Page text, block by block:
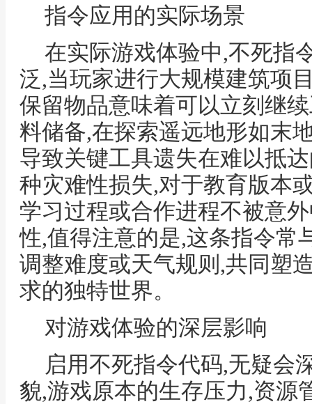
指令应用的实际场景
在实际游戏体验中,不死指
泛,当玩家进行大规模建筑项
保留物品意味着可以立刻继
料储备,在探索遥远地形如末
导致关键工具遗失在难以抵
种灾难性损失,对于教育版本
学习过程或合作进程不被意
性,值得注意的是,这条指令常
调整难度或天气规则,共同塑
求的独特世界。
对游戏体验的深层影响
启用不死指令代码,无疑会
貌,游戏原本的生存压力,资源